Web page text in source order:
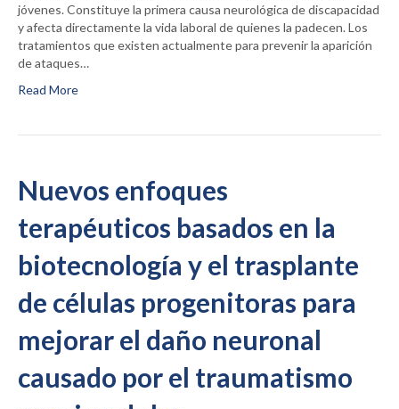
jóvenes. Constituye la primera causa neurológica de discapacidad
y afecta directamente la vida laboral de quienes la padecen. Los
tratamientos que existen actualmente para prevenir la aparición
de ataques…
Read More
Nuevos enfoques
terapéuticos basados en la
biotecnología y el trasplante
de células progenitoras para
mejorar el daño neuronal
causado por el traumatismo